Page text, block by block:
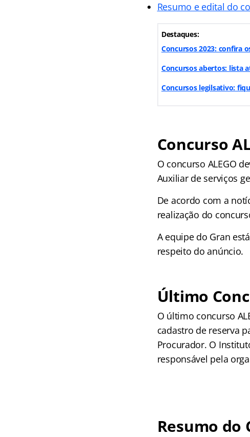
Resumo e edital do
Destaques:
Concursos 2023: confira
Concursos abertos: lista
Concursos legilsativo:
Concurso
O concurso ALEGO
Auxiliar de serviços
De acordo com a
realização do
A equipe do Gran
respeito do anúncio.
Último
O último concurso
cadastro de reserva
Procurador. O
responsável pela
Resumo do